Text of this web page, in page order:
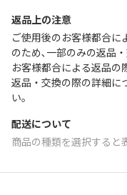
返品上の注意
ご使用後のお客様都合に
のため､一部のみの返品
お客様都合による返品の
返品・交換の際の詳細に
い。
配送について
商品の種類を選択すると